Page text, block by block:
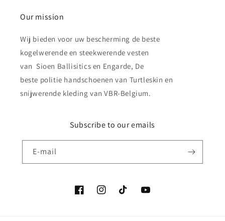
Our mission
Wij bieden voor uw bescherming de beste
kogelwerende en steekwerende vesten
van Sioen Ballisitics en Engarde, De
beste politie handschoenen van Turtleskin en
snijwerende kleding van VBR-Belgium.
Subscribe to our emails
E‑mail
FacebookInstagramTikTok YouTube